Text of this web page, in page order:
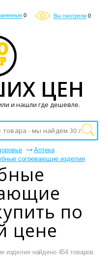
0 Вы смотрели 0
Аптека
согревающие изделия
по
цене
изделия найдено 454 товаров.
ЦЕН
и нашли где дешевле.